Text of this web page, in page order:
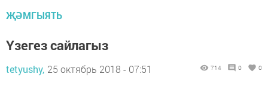
ҖӘМГЫЯТЬ
Үзегез сайлагыз
tetyushy, 25 октябрь 2018 - 07:51 714 0 0